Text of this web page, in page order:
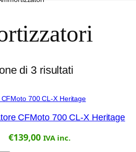
di 3 risultati
CFMoto 700 CL-X Heritage
€139,00 IVA inc.